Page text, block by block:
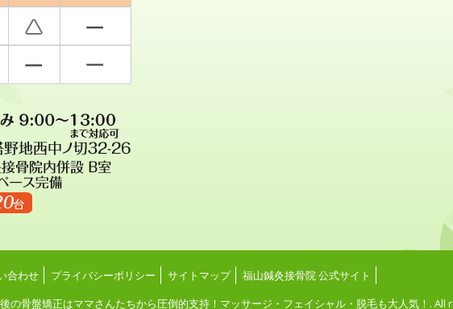
合わせ プライバシーポリシー サイトマップ
福山鍼灸接骨院 公式サイト
の骨盤矯正はママさんたちから圧倒的支持！マッサージ・フェイシャル・脱毛も大人気！.